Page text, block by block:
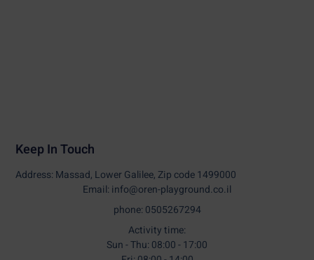
Keep In Touch
Address: Massad, Lower Galilee, Zip code 1499000
Email: info@oren-playground.co.il
phone: 0505267294
Activity time:
Sun - Thu: 08:00 - 17:00